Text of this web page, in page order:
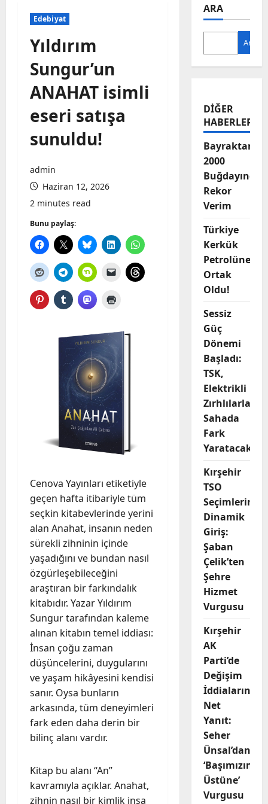
Edebiyat
Yıldırım
Sungur’un
ANAHAT isimli
eseri satışa
sunuldu!
admin
Haziran 12, 2026
2 minutes read
Bunu paylaş:
Cenova Yayınları etiketiyle
geçen hafta itibariyle tüm
seçkin kitabevlerinde yerini
alan Anahat, insanın neden
sürekli zihninin içinde
yaşadığını ve bundan nasıl
özgürleşebileceğini
araştıran bir farkındalık
kitabıdır. Yazar Yıldırım
Sungur tarafından kaleme
alınan kitabın temel iddiası:
İnsan çoğu zaman
düşüncelerini, duygularını
ve yaşam hikâyesini kendisi
sanır. Oysa bunların
arkasında, tüm deneyimleri
fark eden daha derin bir
bilinç alanı vardır.
Kitap bu alanı “An”
kavramıyla açıklar. Anahat,
zihnin nasıl bir kimlik inşa
ARA
Ara
DIĞER
HABERLER
Bayraktar-
2000
Buğdayında
Rekor
Verim
Türkiye
Kerkük
Petrolüne
Ortak
Oldu!
Sessiz
Güç
Dönemi
Başladı:
TSK,
Elektrikli
Zırhlılarla
Sahada
Fark
Yaratacak
Kırşehir
TSO
Seçimlerine
Dinamik
Giriş:
Şaban
Çelik’ten
Şehre
Hizmet
Vurgusu
Kırşehir
AK
Parti’de
Değişim
İddialarına
Net
Yanıt:
Seher
Ünsal’dan
‘Başımızın
Üstüne’
Vurgusu